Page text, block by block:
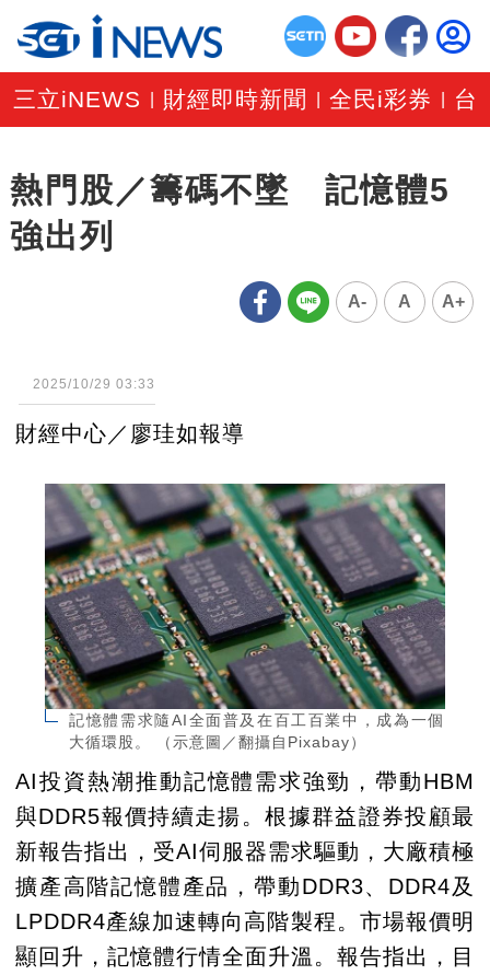
三立iNEWS 財經即時新聞 |全民i彩券 台
熱門股／籌碼不墜 記憶體5
強出列
A- A A+
2025/10/29 03:33
財經中心／廖珪如報導
記憶體需求隨AI全面普及在百工百業中，成為一個
大循環股。 （示意圖／翻攝自Pixabay）
AI投資熱潮推動記憶體需求強勁，帶動HBM
與DDR5報價持續走揚。根據群益證券投顧最
新報告指出，受AI伺服器需求驅動，大廠積極
擴產高階記憶體產品，帶動DDR3、DDR4及
LPDDR4產線加速轉向高階製程。市場報價明
顯回升，記憶體行情全面升溫。報告指出，目